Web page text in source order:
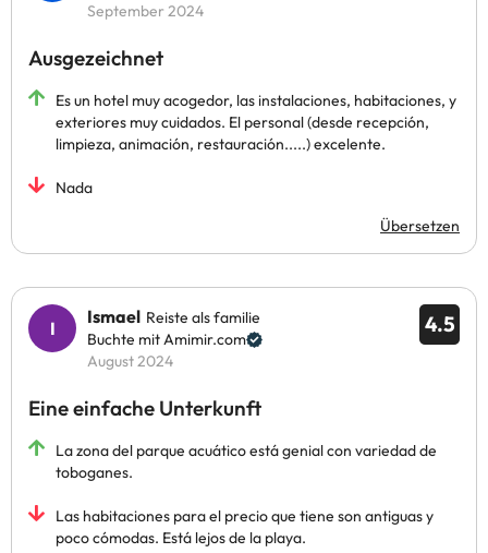
September 2024
Ausgezeichnet
Es un hotel muy acogedor, las instalaciones, habitaciones, y
exteriores muy cuidados. El personal (desde recepción,
limpieza, animación, restauración.....) excelente.
Nada
Übersetzen
4.5
Ismael Reiste als familie
Buchte mit Amimir.com
August 2024
Eine einfache Unterkunft
La zona del parque acuático está genial con variedad de
toboganes.
Las habitaciones para el precio que tiene son antiguas y
poco cómodas. Está lejos de la playa.